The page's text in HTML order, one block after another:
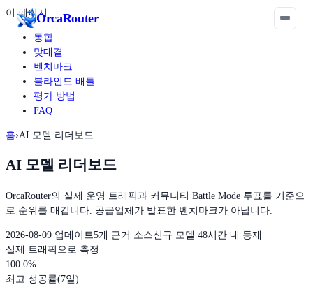
OrcaRouter
이 페이지
통합
맞대결
벤치마크
블라인드 배틀
평가 방법
FAQ
홈›AI 모델 리더보드
AI 모델 리더보드
OrcaRouter의 실제 운영 트래픽과 커뮤니티 Battle Mode 투표를 기준으
로 순위를 매깁니다. 공급업체가 발표한 벤치마크가 아닙니다.
2026-08-09 업데이트5개 근거 소스신규 모델 48시간 내 등재
실제 트래픽으로 측정
100.0%
최고 성공률(7일)